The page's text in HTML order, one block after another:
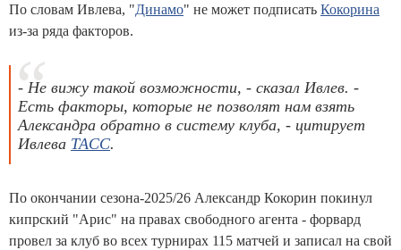
По словам Ивлева, "Динамо" не может подписать Кокорина
из-за ряда факторов.
- Не вижу такой возможности, - сказал Ивлев. -
Есть факторы, которые не позволят нам взять
Александра обратно в систему клуба, - цитирует
Ивлева ТАСС.
По окончании сезона-2025/26 Александр Кокорин покинул
кипрский "Арис" на правах свободного агента - форвард
провел за клуб во всех турнирах 115 матчей и записал на свой